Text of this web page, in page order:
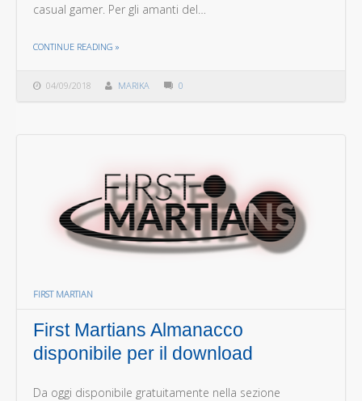
04/09/2018 MARIKA 0
casual gamer. Per gli amanti del…
CONTINUE READING »
FIRST MARTIAN
First Martians Almanacco
disponibile per il download
Da oggi disponibile gratuitamente nella sezione